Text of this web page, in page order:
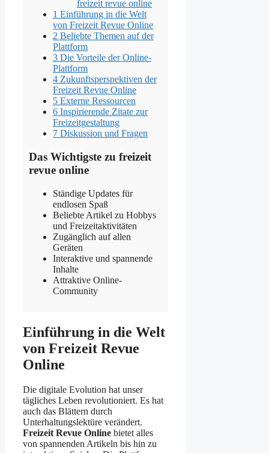
freizeit revue online
1 Einführung in die Welt
von Freizeit Revue Online
2 Beliebte Themen auf der
Plattform
3 Die Vorteile der Online-
Plattform
4 Zukunftsperspektiven der
Freizeit Revue Online
5 Externe Ressourcen
6 Inspirierende Zitate zur
Freizeitgestaltung
7 Diskussion und Fragen
Das Wichtigste zu freizeit
revue online
Ständige Updates für
endlosen Spaß
Beliebte Artikel zu Hobbys
und Freizeitaktivitäten
Zugänglich auf allen
Geräten
Interaktive und spannende
Inhalte
Attraktive Online-
Community
Einführung in die Welt
von Freizeit Revue
Online
Die digitale Evolution hat unser
tägliches Leben revolutioniert. Es hat
auch das Blättern durch
Unterhaltungslektüre verändert.
Freizeit Revue Online bietet alles
von spannenden Artikeln bis hin zu